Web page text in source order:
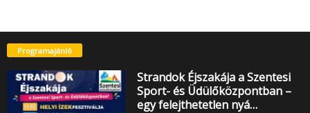
Programajánló
Strandok Éjszakája a Szentesi
Sport- és Üdülőközpontban –
egy felejthetetlen nyá…